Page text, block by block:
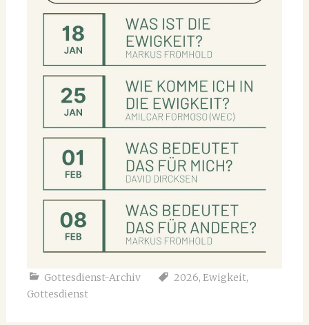
Gottesdienst-Archiv 2026, Ewigkeit,
Gottesdienst